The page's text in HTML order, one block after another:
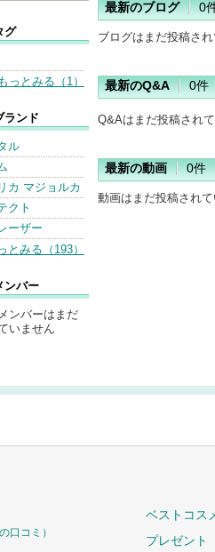
グ
もっとみる（1）
ランド
ル
カ マジョルカ
クト
ーザー
とみる（193）
ンバー
ンバーはまだ
いません
最新のブログ 0
ブログはまだ投稿さ
最新のQ&A 0件
Q&Aはまだ投稿され
最新の動画 0件
動画はまだ投稿され
口コミ）
ベストコス
プレゼント